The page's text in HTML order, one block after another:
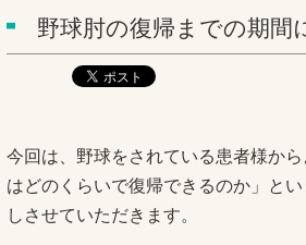
野球肘の復帰までの期間
今回は、野球をされている患者様か
はどのくらいで復帰できるのか」と
しさせていただきます。